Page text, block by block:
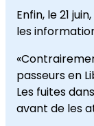
Enfin, le 21
les
passeurs en
Les fuites
avant de les